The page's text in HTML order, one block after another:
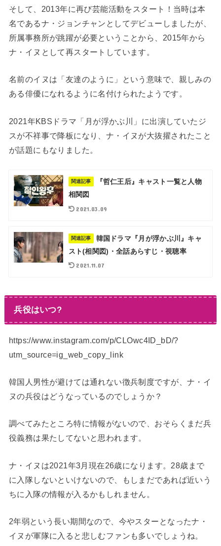
そして、2013年に再び芸能活動をスタート！当時は本
名であるナ・ジョンチャンとしてデビューしましたが、
所属事務所が跳躍が必要ということから、2015年から
ナ・イヌとして再スタートしています。
名前のイヌは「友達のように」という意味で、親しみの
ある俳優になれるように名付けられたようです。
2021年KBSドラマ「月が浮かぶ川」に出演していたジ
スが不祥事で降板になり、ナ・イヌが大抜擢されたこと
が話題にもなりました。
関連記事
『哲仁王后』キャスト一覧と人物
相関図
2021.03.09
関連記事
韓国ドラマ『月が浮かぶ川』キャ
スト(相関図)・全話あらすじ・視聴率
2021.11.07
兵役はいつ?
https://www.instagram.com/p/CLOwc4ID_bD/?
utm_source=ig_web_copy_link
韓国人男性が避けては通れない徴兵制度ですが、ナ・イ
ヌの兵役はどうなっているのでしょうか？
調べてみたところ特に情報がないので、おそらくまだ兵
役義務は果たしてないと思われます。
ナ・イヌは2021年3月現在26歳になります。28歳まで
に入隊しないといけないので、もしまだであれば近いう
ちに入隊の情報が入るかもしれません。
2年弱という長い期間なので、今やスターとなったナ・
イヌが軍隊に入ると悲しむファンも多いでしょうね。